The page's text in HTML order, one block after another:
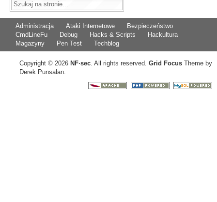
Administracja Ataki Internetowe
Bezpieczeństwo
CmdLineFu
Debug Hacks & Scripts
Hackultura
Magazyny
Pen Test Techblog
Copyright © 2026 NF·sec. All rights reserved. Grid Focus Theme by
Derek Punsalan.